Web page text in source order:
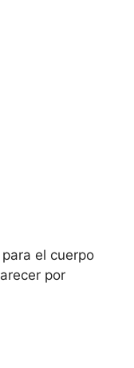
el cuerpo
por